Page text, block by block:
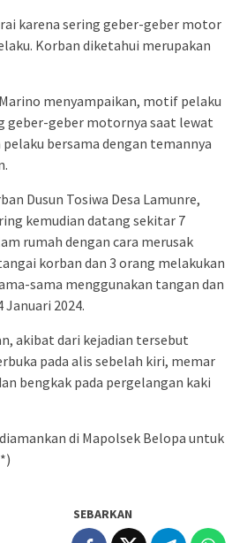
karena sering geber-geber motor
Korban diketahui merupakan
menyampaikan, motif pelaku
geber-geber motornya saat lewat
bersama dengan temannya
Dusun Tosiwa Desa Lamunre,
kemudian datang sekitar 7
rumah dengan cara merusak
korban dan 3 orang melakukan
sama menggunakan tangan dan
Januari 2024.
akibat dari kejadian tersebut
pada alis sebelah kiri, memar
bengkak pada pergelangan kaki
di Mapolsek Belopa untuk
SEBARKAN